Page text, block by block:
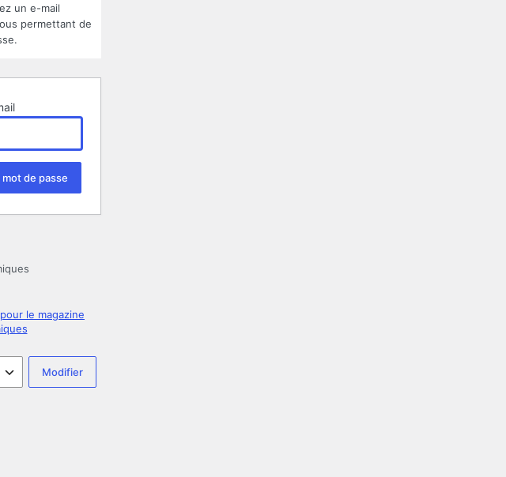
un e-mail
permettant de
le magazine